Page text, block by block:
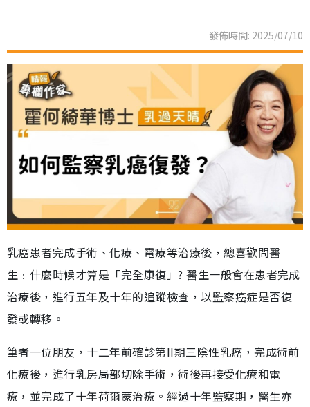
發佈時間: 2025/07/10
乳癌患者完成手術、化療、電療等治療後，總喜歡問醫
生﹕什麼時候才算是「完全康復」? 醫生一般會在患者完成
治療後，進行五年及十年的追蹤檢查，以監察癌症是否復
發或轉移。
筆者一位朋友，十二年前確診第II期三陰性乳癌，完成術前
化療後，進行乳房局部切除手術，術後再接受化療和電
療，並完成了十年荷爾蒙治療。經過十年監察期，醫生亦